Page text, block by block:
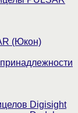
(Юкон)
Digisight